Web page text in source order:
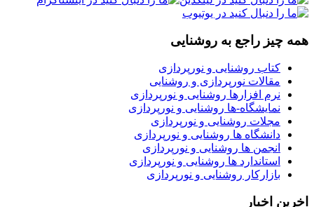
چیز راجع به روشنایی
کتاب روشنایی و نورپردازی
مقالات نورپردازی و روشنایی
نرم افزارها روشنایی و نورپردازی
نمایشگاه-ها روشنایی و نورپردازی
مجلات روشنایی و نورپردازی
دانشگاه ها روشنایی و نورپردازی
انجمن ها روشنایی و نورپردازی
استاندارد ها روشنایی و نورپردازی
بازارکار روشنایی و نورپردازی
اخبار